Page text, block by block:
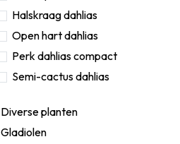
Halskraag dahlias
Open hart dahlias
Perk dahlias compact
Semi-cactus dahlias
Diverse planten
Gladiolen